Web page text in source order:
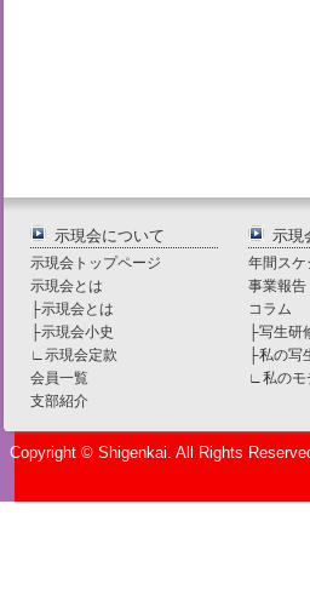
示現会について
示現会トップページ
示現会とは
├示現会とは
├示現会小史
∟ 示現会定款
会員一覧
支部紹介
示現
年間スケ
事業報告
コラム
├写生研
├私の写
∟ 私のモ
Copyright © Shigenkai. All Rights